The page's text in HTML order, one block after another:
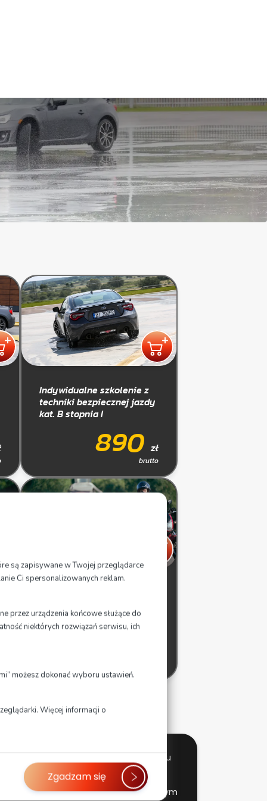
są zapisywane w Twojej przeglądarce
Ci spersonalizowanych reklam.
przez urządzenia końcowe służące do
niektórych rozwiązań serwisu, ich
możesz dokonać wyboru ustawień.
Więcej informacji o
Zgadzam się
Indywidualne szkolenie z
techniki bezpiecznej jazdy
kat. B stopnia I
890zł
brutto
motocyklem
i doświadczonych uczestników ruchu
na drodze.
a zajęcia odbywają się na nowoczesnym